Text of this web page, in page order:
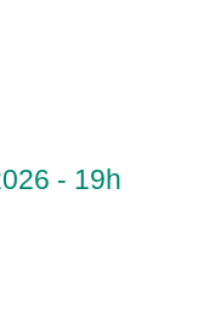
- 19h